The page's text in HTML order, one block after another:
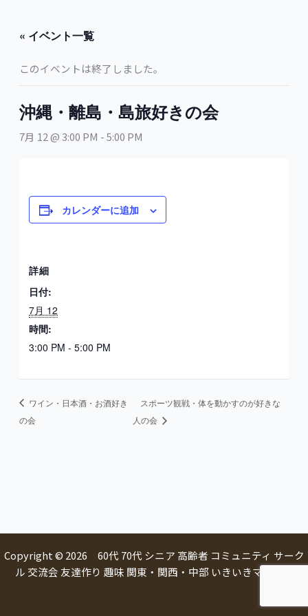
« イベント一覧
このイベントは終了しました。
沖縄・離島・島旅好きの会
7月 12 @ 3:00 PM -5:00 PM
カレンダーに追加
詳細
日付:
7月 12
時間:
3:00 PM - 5:00 PM
ワイン・日本酒・お酒好き
の会
スポーツ観戦・体を動かすのが好きな
人の会
Copyright © 2026 60代 70代 シニア 高齢者 コミュニティ サーク
ル 交流会 友達作り 趣味 関東・関西・中部 いきいきマルシェ